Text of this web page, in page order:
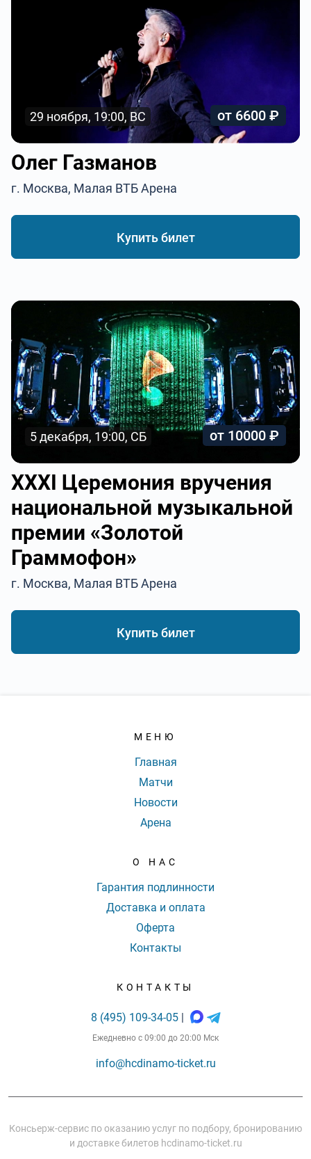
29 ноября, 19:00, ВС от 6600 ₽
Олег Газманов
г. Москва, Малая ВТБ Арена
Купить билет
5 декабря, 19:00, СБ от 10000 ₽
XXXI Церемония вручения
национальной музыкальной
премии «Золотой
Граммофон»
г. Москва, Малая ВТБ Арена
Купить билет
МЕНЮ
Главная
Матчи
Новости
Арена
О НАС
Гарантия подлинности
Доставка и оплата
Оферта
Контакты
КОНТАКТЫ
8 (495) 109-34-05 |
Ежедневно с 09:00 до 20:00 Мск
info@hcdinamo-ticket.ru
Консьерж-сервис по оказанию услуг по подбору, бронированию
и доставке билетов hcdinamo-ticket.ru